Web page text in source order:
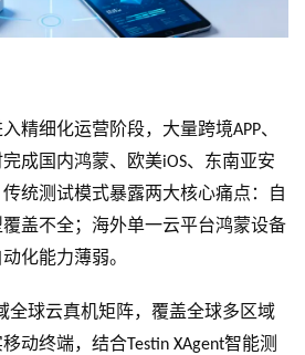
精细化运营阶段，大量跨境APP、
成国内鸿蒙、欧美iOS、东南亚安
统测试模式暴露两大核心痛点：自
盖不全；海外单一云平台鸿蒙设备
化能力薄弱。
全球云真机矩阵，覆盖全球多区域
动终端，结合Testin XAgent智能测